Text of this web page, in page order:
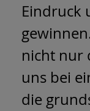
Eindruck
nicht nur
uns bei
die